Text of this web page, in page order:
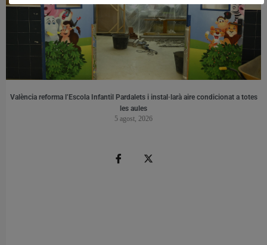
València reforma l’Escola Infantil Pardalets i instal·larà aire condicionat a totes
les aules
5 agost, 2026